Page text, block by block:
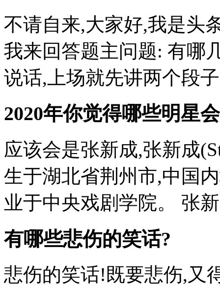
不请自来,大家好,我是头
我来回答题主问题: 有哪
说话,上场就先讲两个段
2020年你觉得哪些明星
应该会是张新成,张新成
生于湖北省荆州市,中国
业于中央戏剧学院。 张
有哪些悲伤的笑话?
悲伤的笑话!既要悲伤,又